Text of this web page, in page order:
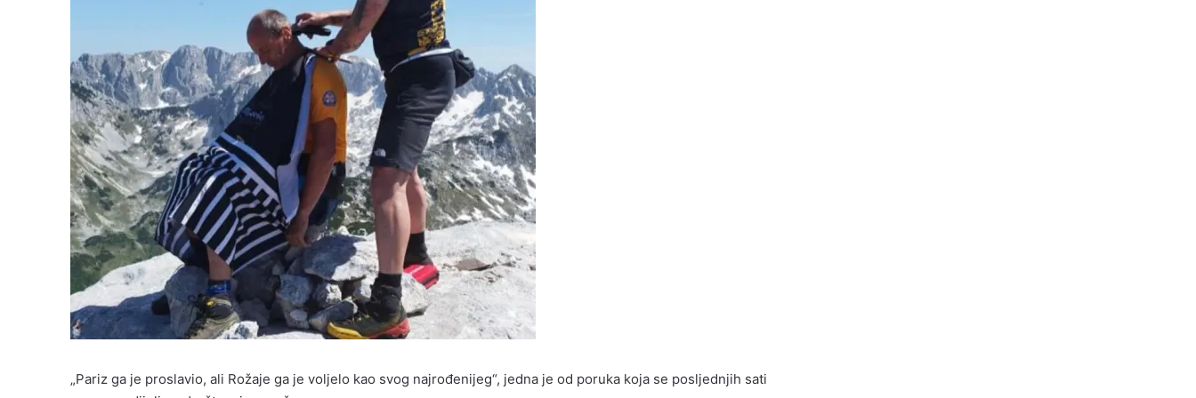
„Pariz ga je proslavio, ali Rožaje ga je voljelo kao svog najrođenijeg“, jedna je od poruka koja se posljednjih sati